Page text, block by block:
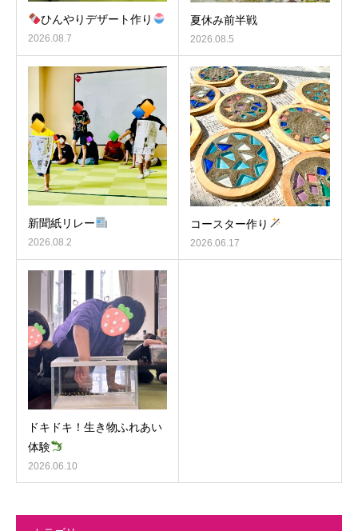
ひんやりデザート作り
2026.08.7
夏休み前半戦
2026.08.5
新聞紙リレー
2026.08.2
コースター作り
2026.06.17
ドキドキ！生き物ふれあい
体験
2026.06.10